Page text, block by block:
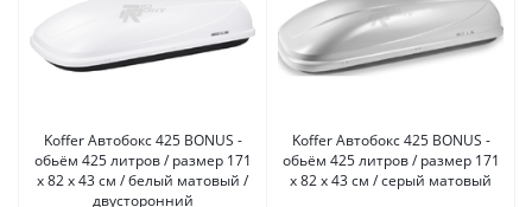
Koffer Автобокс 425 BONUS -
обьём 425 литров / размер 171
х 82 х 43 см / белый матовый /
двусторонний
Koffer Автобокс 425 BONUS -
обьём 425 литров / размер 171
х 82 х 43 см / серый матовый